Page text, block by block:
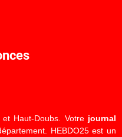
Haut-Doubs. Votre journal
HEBDO25 est un